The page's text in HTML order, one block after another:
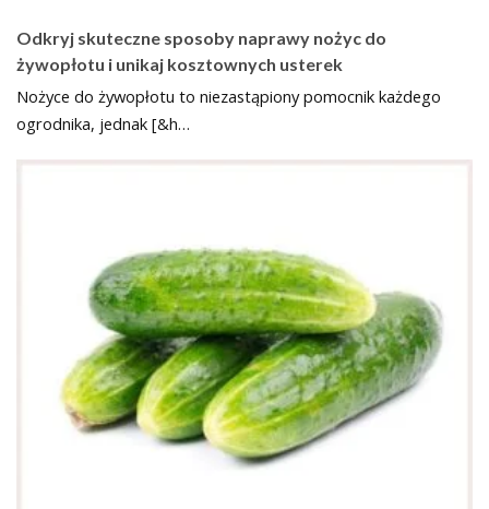
Odkryj skuteczne sposoby naprawy nożyc do
żywopłotu i unikaj kosztownych usterek
Nożyce do żywopłotu to niezastąpiony pomocnik każdego
ogrodnika, jednak [&h…